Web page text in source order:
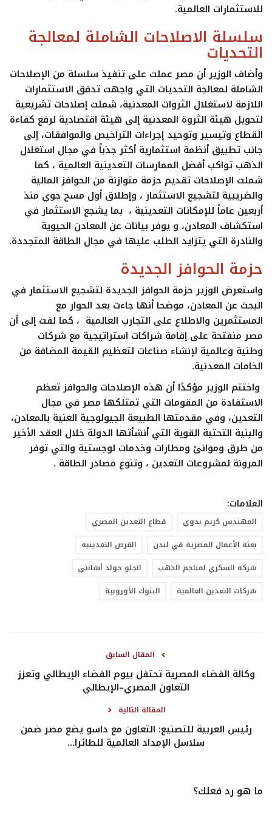
للاستثمارات العالمية.
سلسلة اﻻصلاحات الشاملة لمعالجة
التحديات
وأضاف الوزير أن مصر عملت على تنفيذ سلسلة من الإصلاحات
الشاملة لمعالجة التحديات التي واجهت تدفق الاستثمارات
اللازمة لاستغلال الثروات المعدنية، شملت إصلاحات تشريعية
لتحويل هيئة الثروة المعدنية إلى هيئة اقتصادية لرفع كفاءة
القطاع وتيسير وتوحيد إجراءات التراخيص والموافقات، إلى
جانب تطبيق أنظمة استثمارية أكثر جذباً في مجال استغلال
الذهب تواكب أفضل الممارسات التعدينية العالمية ، كما
شملت الإصلاحات تقديم حزمة متوازنة من الحوافز المالية
والضريبية لتشجيع الاستثمار ، وإطلاق أول مسح جوي منذ
أربعين عاماً للإمكانات التعدينية ، بما يشجع الاستثمار في
استكشاف المعادن، و يوفر بيانات عن المعادن الحيوية
والنادرة التي يتزايد الطلب عليها في مجال الطاقة المتجددة.
حزمة الحوافز الجديدة
واستعرض الوزير حزمة الحوافز الجديدة لتشجيع الاستثمار في
البحث عن المعادن، موضحا أنها جاءت بعد الحوار مع
المستثمرين والاطلاع على التجارب العالمية ، كما لفت إلى أن
مصر منفتحة على إقامة شراكات استراتيجية مع شركات
وطنية وعالمية لإنشاء صناعات لتعظيم القيمة المضافة من
الخامات المعدنية.
واختتم الوزير مؤكدًا أن هذه الإصلاحات والحوافز تعظم
الاستفادة من المقومات التي تمتلكها مصر في مجال
التعدين، وفي مقدمتها الطبيعة الجيولوجية الغنية بالمعادن،
والبنية التحتية القوية التي أنشأتها الدولة خلال العقد الأخير
من طرق وموانئ ومطارات وخدمات لوجستية والتي توفر
المرونة لمشروعات التعدين ، وتنوع مصادر الطاقة .
العلامات:
المهندس كريم بدوي
قطاع التعدين المصري
بعثة الأعمال المصرية في لندن
الفرص التعدينية
شركة السكري لمناجم الذهب
انجلو جولد أشانتي
شركات التعدين العالمية
البنوك اﻷوروبية
المقال السابق
وكالة الفضاء المصرية تحتفل بيوم الفضاء الإيطالي وتعزز
التعاون المصري–الإيطالي
المقالة التالية
رئيس العربية للتصنيع: التعاون مع داسو يضع مصر ضمن
سلاسل الإمداد العالمية للطائرا...
ما هو رد فعلك؟